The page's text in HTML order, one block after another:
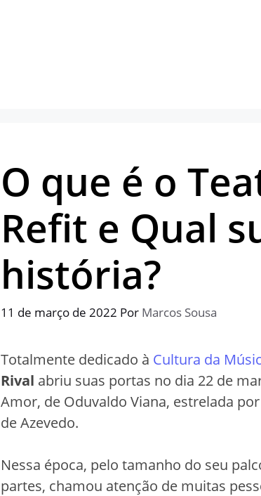
O que é o
Refit e Qual
história?
11 de março de 2022 Por Marcos Sousa
Totalmente dedicado à Cultura da
Rival abriu suas portas no dia 22 de
Amor, de Oduvaldo Viana, estrelada
de Azevedo.
Nessa época, pelo tamanho do seu
partes, chamou atenção de muitas